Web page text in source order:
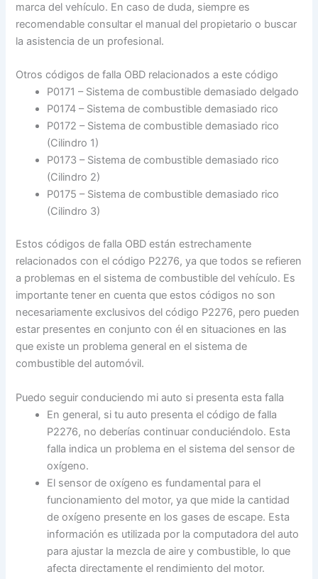
marca del vehículo. En caso de duda, siempre es
recomendable consultar el manual del propietario o buscar
la asistencia de un profesional.
Otros códigos de falla OBD relacionados a este código
P0171 – Sistema de combustible demasiado delgado
P0174 – Sistema de combustible demasiado rico
P0172 – Sistema de combustible demasiado rico
(Cilindro 1)
P0173 – Sistema de combustible demasiado rico
(Cilindro 2)
P0175 – Sistema de combustible demasiado rico
(Cilindro 3)
Estos códigos de falla OBD están estrechamente
relacionados con el código P2276, ya que todos se refieren
a problemas en el sistema de combustible del vehículo. Es
importante tener en cuenta que estos códigos no son
necesariamente exclusivos del código P2276, pero pueden
estar presentes en conjunto con él en situaciones en las
que existe un problema general en el sistema de
combustible del automóvil.
Puedo seguir conduciendo mi auto si presenta esta falla
En general, si tu auto presenta el código de falla
P2276, no deberías continuar conduciéndolo. Esta
falla indica un problema en el sistema del sensor de
oxígeno.
El sensor de oxígeno es fundamental para el
funcionamiento del motor, ya que mide la cantidad
de oxígeno presente en los gases de escape. Esta
información es utilizada por la computadora del auto
para ajustar la mezcla de aire y combustible, lo que
afecta directamente el rendimiento del motor.